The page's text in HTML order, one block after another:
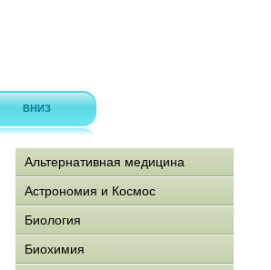
ВНИЗ
Альтернативная медицина
Астрономия и Космос
Биология
Биохимия